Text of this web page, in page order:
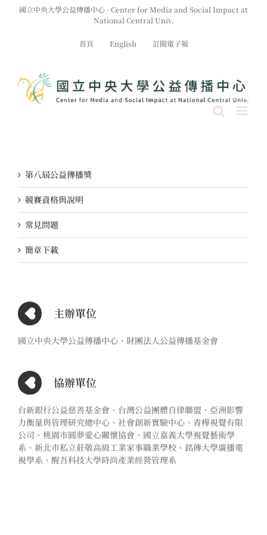
國立中央大學公益傳播中心 - Center for Media and Social Impact at
National Central Univ.
首頁 English 訂閱電子報
第八屆公益傳播獎
競賽資格與說明
常見問題
簡章下載
主辦單位
國立中央大學公益傳播中心、財團法人公益傳播基金會
協辦單位
台新銀行公益慈善基金會、台灣公益團體自律聯盟、亞洲影響
力衡量與管理研究總中心、社會創新實驗中心、青樺視覺有限
公司、桃園市圓夢愛心關懷協會、國立嘉義大學視覺藝術學
系、新北市私立莊敬高級工業家事職業學校、銘傳大學廣播電
視學系、醒吾科技大學時尚產業經營管理系